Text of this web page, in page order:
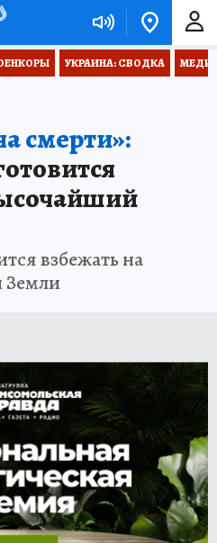
УКРАИНА: СВОДКА
смерти»:
взбежать на
Земли